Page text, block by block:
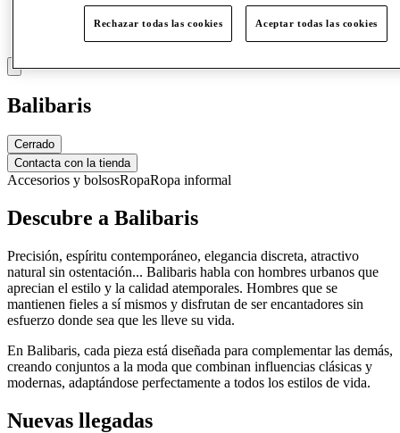
Balibaris
Cerrado
Contacta con la tienda
Accesorios y bolsosRopaRopa informal
Descubre a Balibaris
Precisión, espíritu contemporáneo, elegancia discreta, atractivo
natural sin ostentación... Balibaris habla con hombres urbanos que
aprecian el estilo y la calidad atemporales. Hombres que se
mantienen fieles a sí mismos y disfrutan de ser encantadores sin
esfuerzo donde sea que les lleve su vida.
En Balibaris, cada pieza está diseñada para complementar las demás,
creando conjuntos a la moda que combinan influencias clásicas y
modernas, adaptándose perfectamente a todos los estilos de vida.
Nuevas llegadas
Rechazar todas las cookies Aceptar todas las cookies